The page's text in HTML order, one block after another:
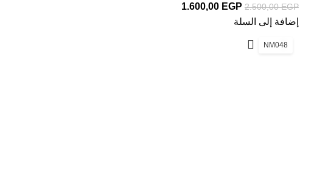
NM048
2.500,00EGP
1.600,00 EGP
إضافة إلى السلة